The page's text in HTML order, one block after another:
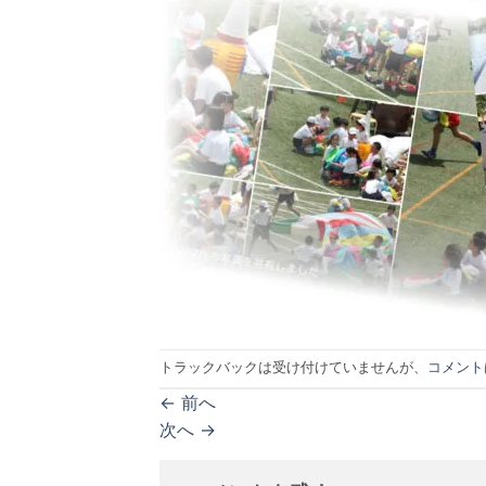
トラックバックは受け付けていませんが、 コメン
← 前へ
次へ →